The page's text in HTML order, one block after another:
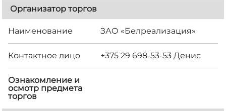
Организатор торгов
Наименование ЗАО «Белреализация»
Контактное лицо +375 29 698-53-53 Денис
Ознакомление и
осмотр предмета
торгов